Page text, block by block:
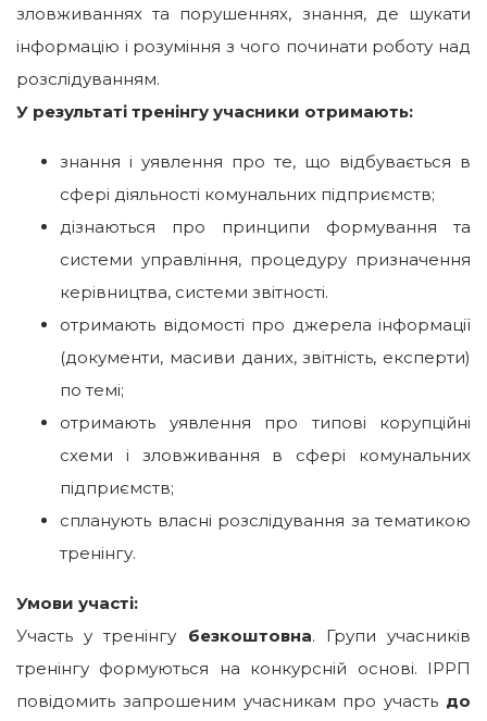
зловживаннях та порушеннях, знання, де шукати
інформацію і розуміння з чого починати роботу над
розслідуванням.
У результаті тренінгу учасники отримають:
знання і уявлення про те, що відбувається в
сфері діяльності комунальних підприємств;
дізнаються про принципи формування та
системи управління, процедуру призначення
керівництва, системи звітності.
отримають відомості про джерела інформації
(документи, масиви даних, звітність, експерти)
по темі;
отримають уявлення про типові корупційні
схеми і зловживання в сфері комунальних
підприємств;
спланують власні розслідування за тематикою
тренінгу.
Умови участі:
Участь у тренінгу безкоштовна. Групи учасників
тренінгу формуються на конкурсній основі. ІРРП
повідомить запрошеним учасникам про участь до